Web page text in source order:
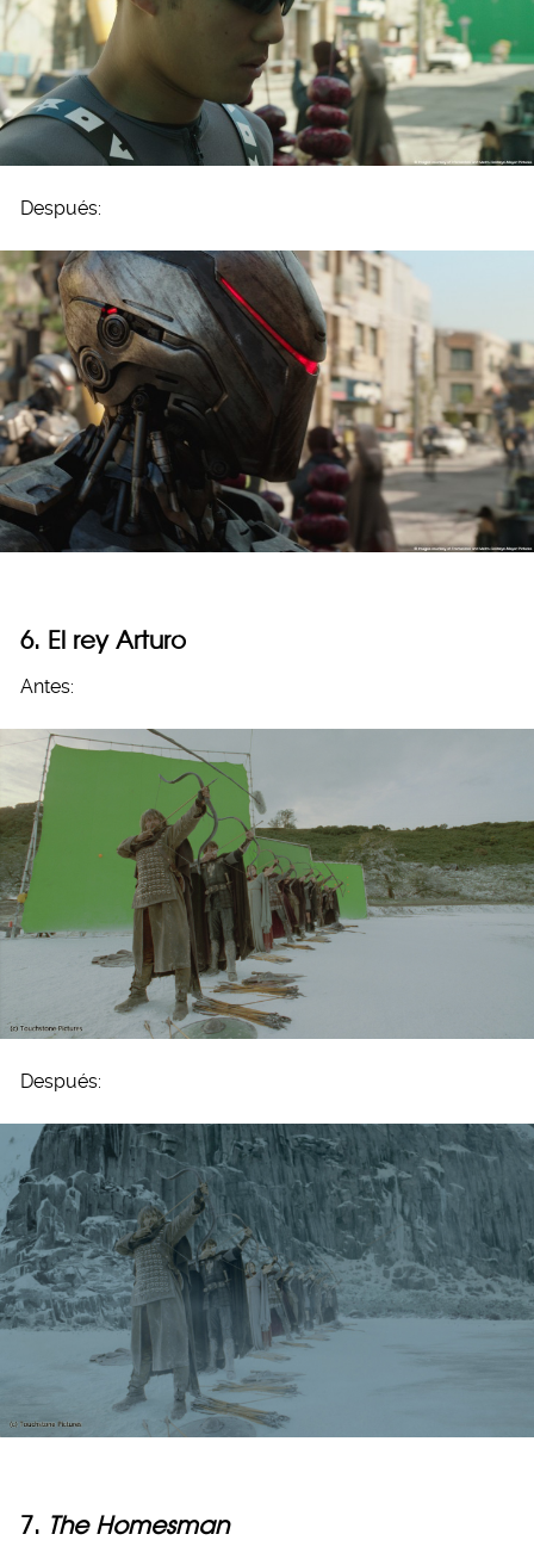
Después:
6. El rey Arturo
Antes:
Después:
7. The Homesman